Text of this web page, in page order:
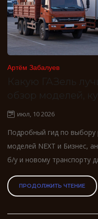
Артём Забалуев
Какую ГАЗель
обзор моделей,
выбору
июл, 10 2026
Подробный гид по выбору
моделей NEXT и Бизнес,
б/у и новому транспорту
ПРОДОЛЖИТЬ ЧТЕНИЕ